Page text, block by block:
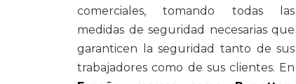
comerciales, tomando todas las
medidas de seguridad necesarias que
garanticen la seguridad tanto de sus
trabajadores como de sus clientes. En